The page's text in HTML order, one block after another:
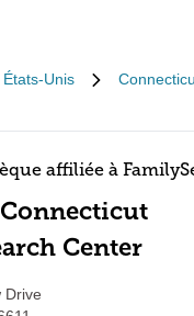
États-Unis
affiliée à
Center
Drive